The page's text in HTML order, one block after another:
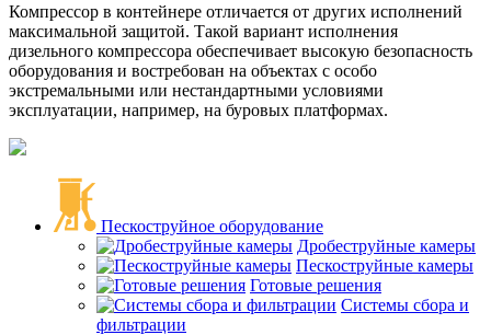
Компрессор в контейнере отличается от других исполнений
максимальной защитой. Такой вариант исполнения
дизельного компрессора обеспечивает высокую безопасность
оборудования и востребован на объектах с особо
экстремальными или нестандартными условиями
эксплуатации, например, на буровых платформах.
Пескоструйное оборудование
Дробеструйные камеры
Пескоструйные камеры
Готовые решения
Системы сбора и
фильтрации